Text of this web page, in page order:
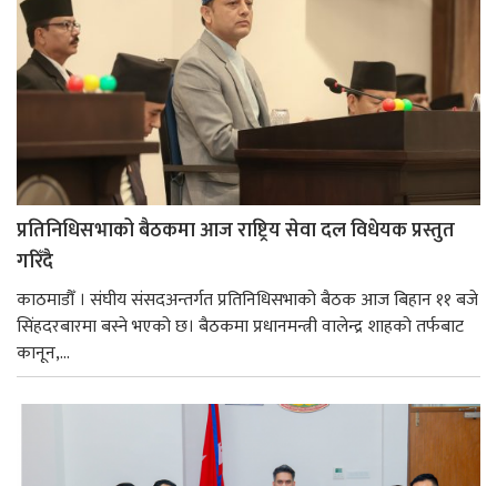
प्रतिनिधिसभाको बैठकमा आज राष्ट्रिय सेवा दल विधेयक प्रस्तुत
गरिँदै
काठमाडौँ । संघीय संसदअन्तर्गत प्रतिनिधिसभाको बैठक आज बिहान ११ बजे
सिंहदरबारमा बस्ने भएको छ। बैठकमा प्रधानमन्त्री वालेन्द्र शाहको तर्फबाट
कानून,...